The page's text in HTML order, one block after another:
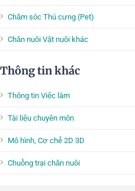
Chăm sóc Thú cưng (Pet)
Chăn nuôi Vật nuôi khác
Thông tin khác
Thông tin Việc làm
Tài liệu chuyên môn
Mô hình, Cơ chế 2D 3D
Chuồng trại chăn nuôi